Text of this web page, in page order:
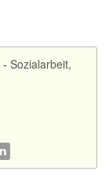
- Sozialarbeit,